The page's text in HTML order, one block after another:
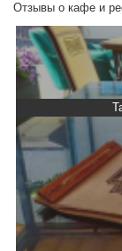
Отзывы о кафе и